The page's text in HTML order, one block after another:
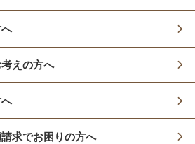
えの方へ
求でお困りの方へ